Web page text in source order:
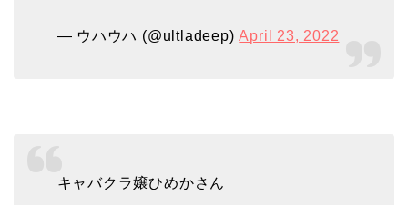
— ウハウハ (@ultladeep)April 23, 2022
キャバクラ嬢ひめかさん